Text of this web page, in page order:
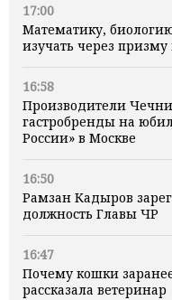
17:00
Математику,
изучать через
16:58
Производители
гастробренды на
России» в Москве
16:50
Рамзан Кадыров
должность Главы ЧР
16:47
Почему кошки
рассказала ветеринар